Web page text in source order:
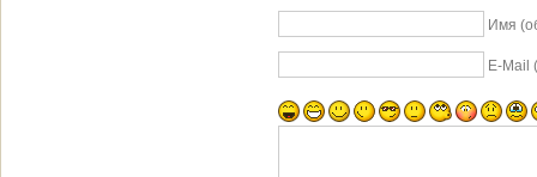
Имя
E-Mail